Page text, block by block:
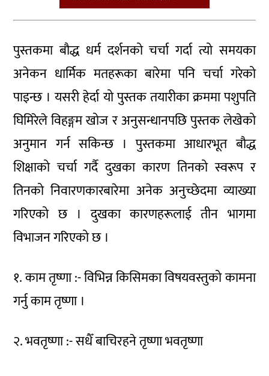
पुस्तकमा बौद्ध धर्म दर्शनको चर्चा गर्दा त्यो समयका
अनेकन धार्मिक मतहरूका बारेमा पनि चर्चा गरेको
पाइन्छ । यसरी हेर्दा यो पुस्तक तयारीका क्रममा पशुपति
घिमिरेले विहङ्गम खोज र अनुसन्धानपछि पुस्तक लेखेको
अनुमान गर्न सकिन्छ । पुस्तकमा आधारभूत बौद्ध
शिक्षाको चर्चा गर्दै दुखका कारण तिनको स्वरूप र
तिनको निवारणकारबारेमा अनेक अनुच्छेदमा व्याख्या
गरिएको छ । दुखका कारणहरूलाई तीन भागमा
विभाजन गरिएको छ ।
१. काम तृष्णा :- विभिन्न किसिमका विषयवस्तुको कामना
गर्नु काम तृष्णा ।
२. भवतृष्णा :- सधैँ बाचिरहने तृष्णा भवतृष्णा